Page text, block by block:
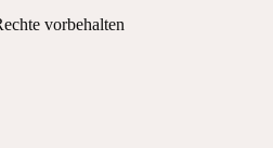
vorbehalten